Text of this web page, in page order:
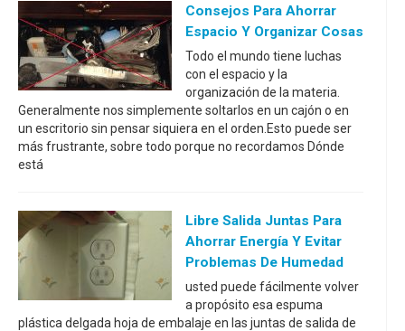
Consejos Para Ahorrar
Espacio Y Organizar Cosas
Todo el mundo tiene luchas
con el espacio y la
organización de la materia.
Generalmente nos simplemente soltarlos en un cajón o en
un escritorio sin pensar siquiera en el orden.Esto puede ser
más frustrante, sobre todo porque no recordamos Dónde
está
Libre Salida Juntas Para
Ahorrar Energía Y Evitar
Problemas De Humedad
usted puede fácilmente volver
a propósito esa espuma
plástica delgada hoja de embalaje en las juntas de salida de